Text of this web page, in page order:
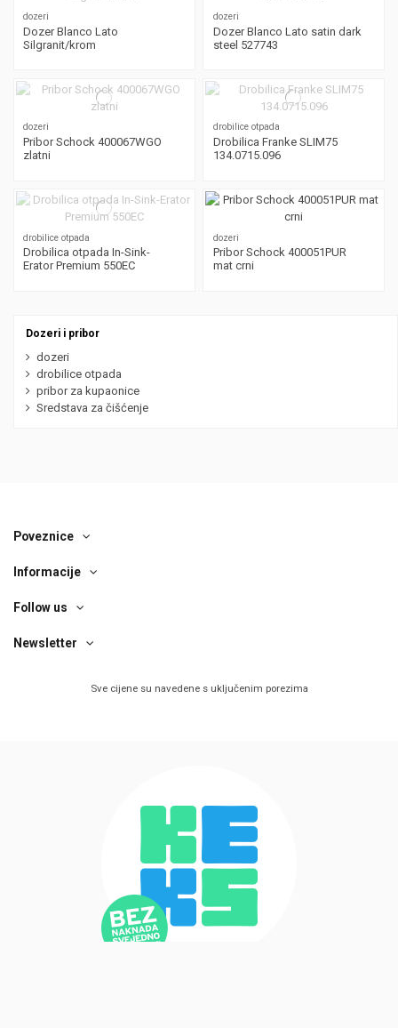
dozeri
Dozer Blanco Lato
Silgranit/krom
dozeri
Dozer Blanco Lato satin dark
steel 527743
dozeri
Pribor Schock 400067WGO
zlatni
drobilice otpada
Drobilica Franke SLIM75
134.0715.096
drobilice otpada
Drobilica otpada In-Sink-
Erator Premium 550EC
dozeri
Pribor Schock 400051PUR
mat crni
Dozeri i pribor
dozeri
drobilice otpada
pribor za kupaonice
Sredstava za čišćenje
Poveznice
Informacije
Follow us
Newsletter
Sve cijene su navedene s uključenim porezima